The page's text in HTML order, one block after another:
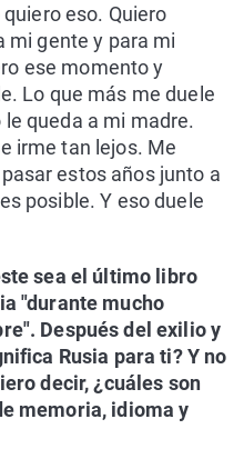
eso. Quiero
mi gente y para mi
ese momento y
Lo que más me duele
queda a mi madre.
irme tan lejos. Me
estos años junto a
posible. Y eso duele
sea el último libro
"durante mucho
Después del exilio y
Rusia para ti? Y no
decir, ¿cuáles son
memoria, idioma y